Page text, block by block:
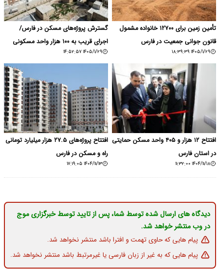
تأمین زمین برای ۱۲۷۰۰ خانواده مشمول
قانون جوانی جمعیت در فارس
۱۴۰۵/۱/۲۹ ۱۸:۳۹:۳۹
گسترش پروژه‌های مسکن در فارس/
اجرای قریب به ۱۰۰ هزار واحد مسکونی
۱۴۰۵/۱/۲۹ ۱۴:۵۲:۵۷
افتتاح ۱۲ هزار و ۴۰۵ واحد مسکن حمایتی
در استان فارس
۱۴۰۴/۱۱/۱۸ ۱۱:۳۲:۰۰
افتتاح پروژه‌های ۲۷.۵ هزار میلیارد تومانی
راه و مسکن در فارس
۱۴۰۴/۱۱/۱۳ ۱۷:۱۹:۰۵
دیدگاه های ارسال شده توسط شما، پس از تایید توسط خبرگزاری موج
در وب منتشر خواهد شد.
پیام هایی که حاوی تهمت و افترا باشد منتشر نخواهد شد.
پیام هایی که به غیر از زبان فارسی یا غیرمرتبط باشد منتشر نخواهد شد.